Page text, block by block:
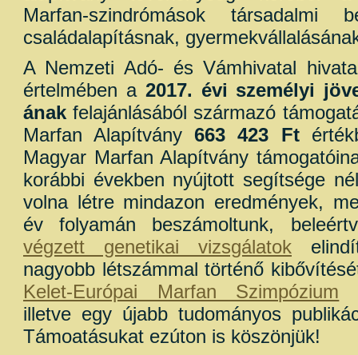
Marfan-szindrómások társadalmi
családalapításnak,
A Nemzeti Adó- és Vámhivatal
értelmében a 2017. évi személyi
ának felajánlásából származó
Marfan Alapítvány663 423 Ft
Magyar Marfan Alapítvány
korábbi években nyújtott segítsége
volna létre mindazon eredmények,
év folyamán beszámoltunk,
végzett genetikai vizsgálatok
nagyobb létszámmal történő
Kelet-Európai Marfan Szimpózium
illetve egy újabb tudományos
Támoatásukat ezúton is köszönjük!